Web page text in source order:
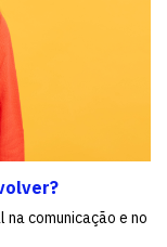
comunicação e no